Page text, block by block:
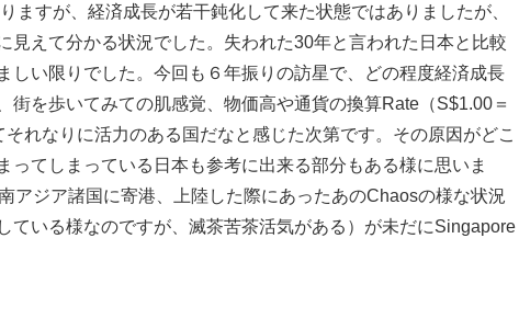
ますが、経済成長が若干鈍化して来た状態ではありましたが、
見えて分かる状況でした。失われた30年と言われた日本と比較
しい限りでした。今回も６年振りの訪星で、どの程度経済成長
街を歩いてみての肌感覚、物価高や通貨の換算Rate（S$1.00＝
れなりに活力のある国だなと感じた次第です。その原因がどこ
ってしまっている日本も参考に出来る部分もある様に思いま
アジア諸国に寄港、上陸した際にあったあのChaosの様な状況
ている様なのですが、滅茶苦茶活気がある）が未だにSingapore